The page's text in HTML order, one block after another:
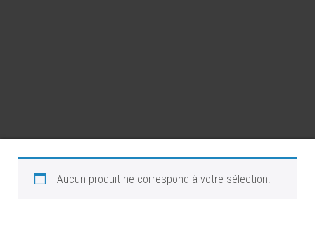
Aucun produit ne correspond à votre sélection.